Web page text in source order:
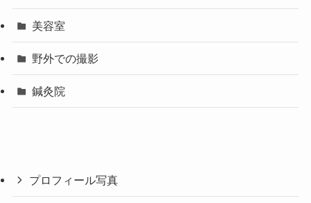
美容室
野外での撮影
鍼灸院
プロフィール写真